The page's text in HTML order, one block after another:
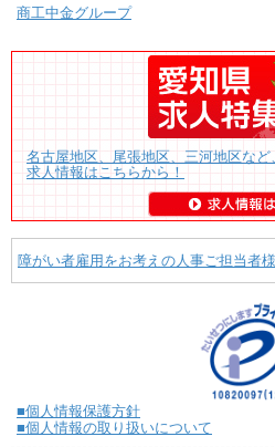
商工中金グループ
名古屋地区、尾張地区、三河地区な
求人情報はこちらから！
障がい者雇用をお考えの人事ご担当者
■個人情報保護方針
■個人情報の取り扱いについて